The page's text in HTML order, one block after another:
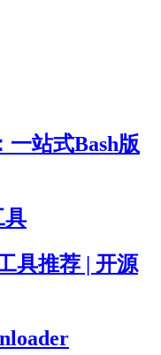
站式Bash版
具
具推荐 | 开源